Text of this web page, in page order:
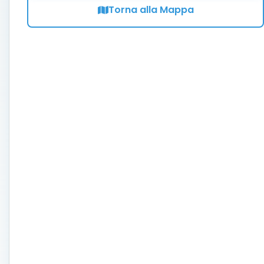
Torna alla Mappa